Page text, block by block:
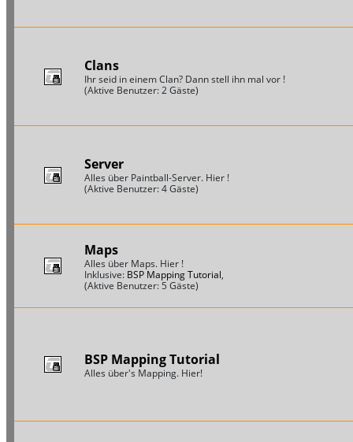
Clans
Ihr seid in einem Clan? Dann stell ihn mal vor !
(Aktive Benutzer: 2 Gäste)
Server
Alles über Paintball-Server. Hier !
(Aktive Benutzer: 4 Gäste)
Maps
Alles über Maps. Hier !
Inklusive: BSP Mapping Tutorial,
(Aktive Benutzer: 5 Gäste)
BSP Mapping Tutorial
Alles über's Mapping. Hier!